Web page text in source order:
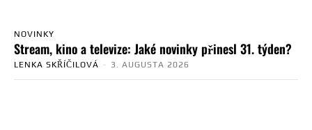
NOVINKY
Stream, kino a televize: Jaké novinky přinesl 31. týden?
LENKA SKŘÍČILOVÁ - 3. AUGUSTA 2026